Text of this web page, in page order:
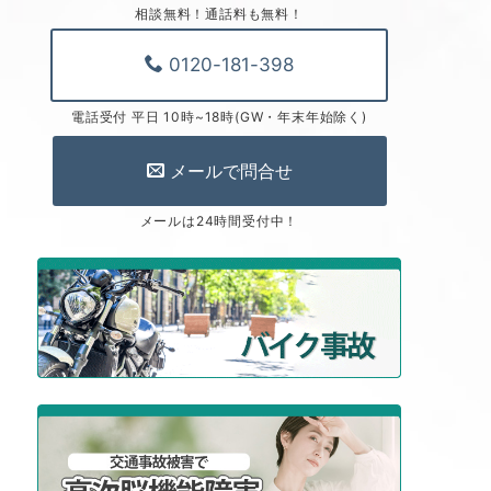
相談無料！通話料も無料！
0120-181-398
電話受付 平日 10時~18時(GW・年末年始除く)
メールで問合せ
メールは24時間受付中！